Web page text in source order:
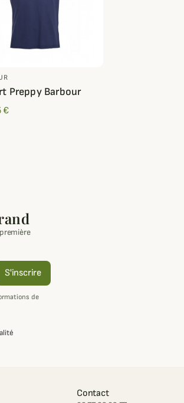
Preppy Barbour
€
S'inscrire
de
Contact